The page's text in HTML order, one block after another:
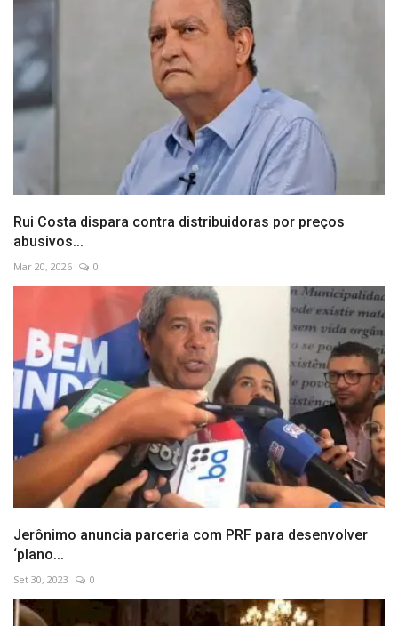
Rui Costa dispara contra distribuidoras por preços
abusivos...
Mar 20, 2026 0
Jerônimo anuncia parceria com PRF para desenvolver
‘plano...
Set 30, 2023 0